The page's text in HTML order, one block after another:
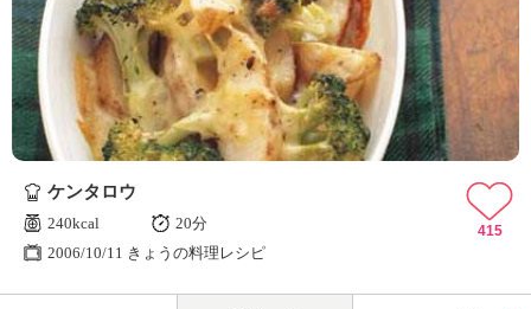
ケンタロウ
240kcal
20分
2006/10/11 きょうの料理レシピ
415